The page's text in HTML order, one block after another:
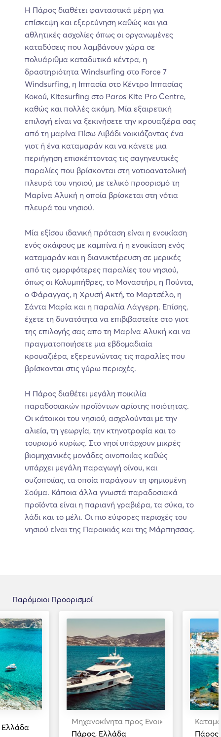
Η Πάρος διαθέτει φανταστικά μέρη για
επίσκεψη και εξερεύνηση καθώς και για
αθλητικές ασχολίες όπως οι οργανωμένες
καταδύσεις που λαμβάνουν χώρα σε
πολυάριθμα καταδυτικά κέντρα, η
δραστηριότητα Windsurfing στο Force 7
Windsurfing, η Ιππασία στο Κέντρο Ιππασίας
Κοκού, Kitesurfing στο Paros Kite Pro Centre,
καθώς και πολλές ακόμη. Μία εξαιρετική
επιλογή είναι να ξεκινήσετε την κρουαζιέρα σας
από τη μαρίνα Πίσω Λιβάδι νοικιάζοντας ένα
γιοτ ή ένα καταμαράν και να κάνετε μια
περιήγηση επισκέπτοντας τις σαγηνευτικές
παραλίες που βρίσκονται στη νοτιοανατολική
πλευρά του νησιού, με τελικό προορισμό τη
Μαρίνα Αλυκή η οποία βρίσκεται στη νότια
πλευρά του νησιού.
Μία εξίσου ιδανική πρόταση είναι η ενοικίαση
ενός σκάφους με καμπίνα ή η ενοικίαση ενός
καταμαράν και η διανυκτέρευση σε μερικές
από τις ομορφότερες παραλίες του νησιού,
όπως οι Κολυμπήθρες, το Μοναστήρι, η Πούντα,
ο Φάραγγας, η Χρυσή Ακτή, το Μαρτσέλο, η
Σάντα Μαρία και η παραλία Λάγγερη. Επίσης,
έχετε τη δυνατότητα να επιβιβαστείτε στο γιοτ
της επιλογής σας απο τη Μαρίνα Αλυκή και να
πραγματοποιήσετε μια εβδομαδιαία
κρουαζιέρα, εξερευνώντας τις παραλίες που
βρίσκονται στις γύρω περιοχές.
Η Πάρος διαθέτει μεγάλη ποικιλία
παραδοσιακών προϊόντων αρίστης ποιότητας.
Οι κάτοικοι του νησιού, ασχολούνται με την
αλιεία, τη γεωργία, την κτηνοτροφία και το
τουρισμό κυρίως. Στο νησί υπάρχουν μικρές
βιομηχανικές μονάδες οινοποιίας καθώς
υπάρχει μεγάλη παραγωγή οίνου, και
ουζοποιίας, τα οποία παράγουν τη φημισμένη
Σούμα. Κάποια άλλα γνωστά παραδοσιακά
προϊόντα είναι η παριανή γραβιέρα, τα σύκα, το
λάδι και το μέλι. Οι πιο εύφορες περιοχές του
νησιού είναι της Παροικιάς και της Μάρπησσας.
Παρόμοιοι Προορισμοί
Μηχανοκίνητα προς Ενοικίαση
Πάρος, Ελλάδα